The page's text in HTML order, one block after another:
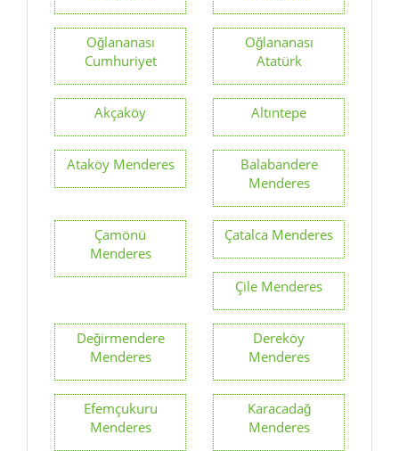
Oğlananası
Cumhuriyet
Oğlananası
Atatürk
Akçaköy Altıntepe
Ataköy Menderes
Balabandere
Menderes
Çamönü
Menderes
Çatalca Menderes
Çile Menderes
Değirmendere
Menderes
Dereköy
Menderes
Efemçukuru
Menderes
Karacadağ
Menderes